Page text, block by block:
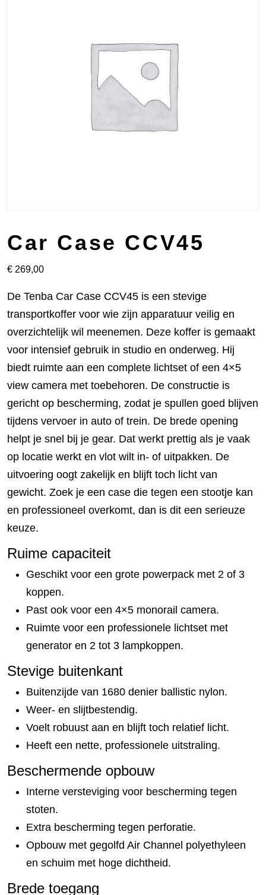
Car Case CCV45
€ 269,00
De Tenba Car Case CCV45 is een stevige
transportkoffer voor wie zijn apparatuur veilig en
overzichtelijk wil meenemen. Deze koffer is gemaakt
voor intensief gebruik in studio en onderweg. Hij
biedt ruimte aan een complete lichtset of een 4×5
view camera met toebehoren. De constructie is
gericht op bescherming, zodat je spullen goed blijven
tijdens vervoer in auto of trein. De brede opening
helpt je snel bij je gear. Dat werkt prettig als je vaak
op locatie werkt en vlot wilt in- of uitpakken. De
uitvoering oogt zakelijk en blijft toch licht van
gewicht. Zoek je een case die tegen een stootje kan
en professioneel overkomt, dan is dit een serieuze
keuze.
Ruime capaciteit
Geschikt voor een grote powerpack met 2 of 3
koppen.
Past ook voor een 4×5 monorail camera.
Ruimte voor een professionele lichtset met
generator en 2 tot 3 lampkoppen.
Stevige buitenkant
Buitenzijde van 1680 denier ballistic nylon.
Weer- en slijtbestendig.
Voelt robuust aan en blijft toch relatief licht.
Heeft een nette, professionele uitstraling.
Beschermende opbouw
Interne versteviging voor bescherming tegen
stoten.
Extra bescherming tegen perforatie.
Opbouw met gegolfd Air Channel polyethyleen
en schuim met hoge dichtheid.
Brede toegang